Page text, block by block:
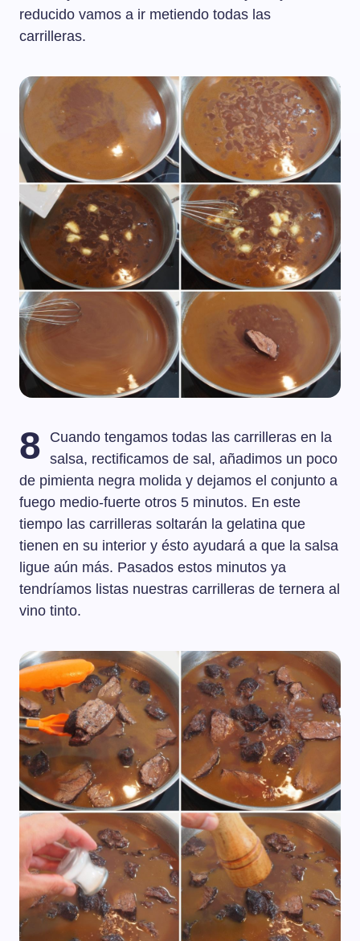
reducido vamos a ir metiendo todas las
carrilleras.
8
Cuando tengamos todas las carrilleras en la
salsa, rectificamos de sal, añadimos un poco
de pimienta negra molida y dejamos el conjunto a
fuego medio-fuerte otros 5 minutos. En este
tiempo las carrilleras soltarán la gelatina que
tienen en su interior y ésto ayudará a que la salsa
ligue aún más. Pasados estos minutos ya
tendríamos listas nuestras carrilleras de ternera al
vino tinto.